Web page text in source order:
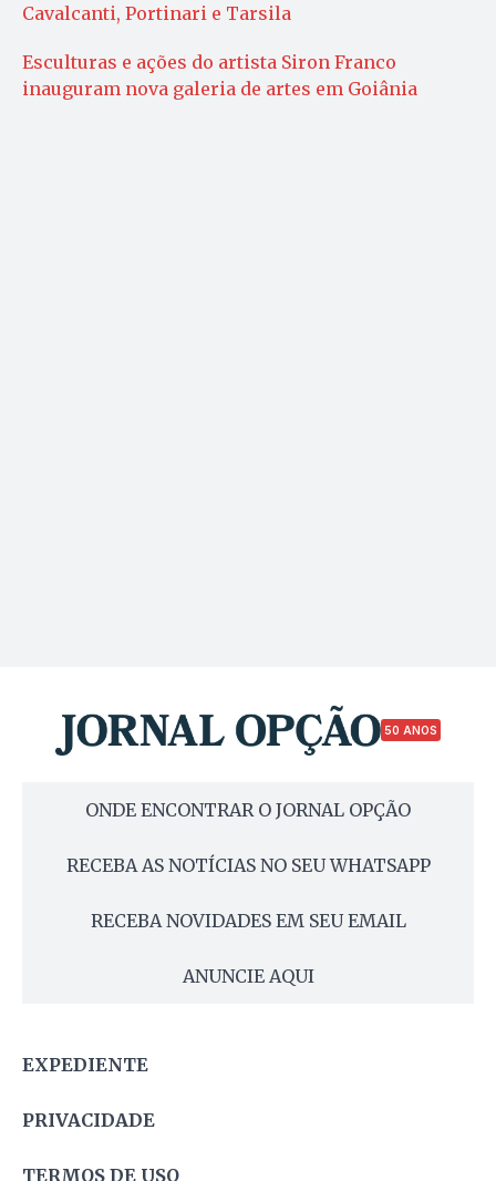
Cavalcanti, Portinari e Tarsila
Esculturas e ações do artista Siron Franco
inauguram nova galeria de artes em Goiânia
50 ANOS
ONDE ENCONTRAR O JORNAL OPÇÃO
RECEBA AS NOTÍCIAS NO SEU WHATSAPP
RECEBA NOVIDADES EM SEU EMAIL
ANUNCIE AQUI
EXPEDIENTE
PRIVACIDADE
TERMOS DE USO